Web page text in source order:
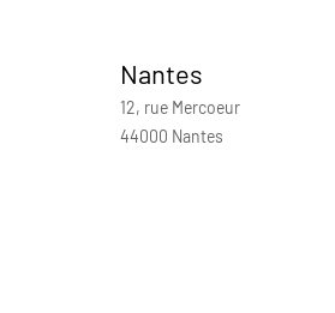
Nantes
12, rue Mercoeur
44000 Nantes